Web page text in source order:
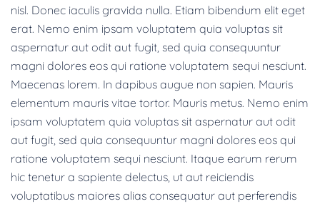
nisl. Donec iaculis gravida nulla. Etiam bibendum elit eget
erat. Nemo enim ipsam voluptatem quia voluptas sit
aspernatur aut odit aut fugit, sed quia consequuntur
magni dolores eos qui ratione voluptatem sequi nesciunt.
Maecenas lorem. In dapibus augue non sapien. Mauris
elementum mauris vitae tortor. Mauris metus. Nemo enim
ipsam voluptatem quia voluptas sit aspernatur aut odit
aut fugit, sed quia consequuntur magni dolores eos qui
ratione voluptatem sequi nesciunt. Itaque earum rerum
hic tenetur a sapiente delectus, ut aut reiciendis
voluptatibus maiores alias consequatur aut perferendis